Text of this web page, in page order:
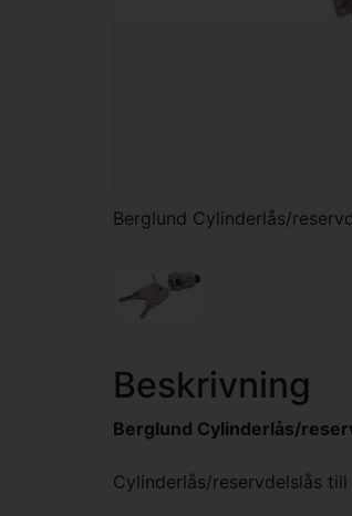
Berglund Cylinderlås/
Beskrivning
Berglund Cylinderlås/
Cylinderlås/reservdelslås